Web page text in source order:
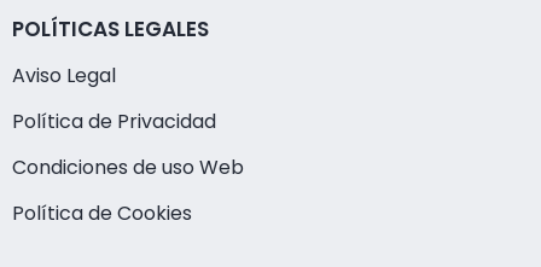
POLÍTICAS LEGALES
Aviso Legal
Política de Privacidad
Condiciones de uso Web
Política de Cookies